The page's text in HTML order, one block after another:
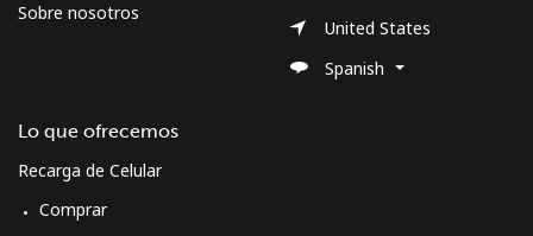
Sobre nosotros
Lo que ofrecemos
Recarga de Celular
Comprar
United States
Spanish